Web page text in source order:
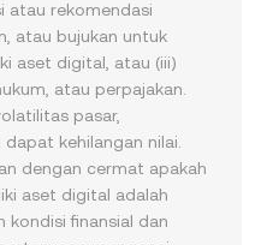
atau rekomendasi
atau bujukan untuk
aset digital, atau (iii)
atau perpajakan.
pasar,
kehilangan nilai.
dengan cermat apakah
aset digital adalah
kondisi finansial dan